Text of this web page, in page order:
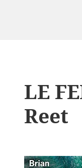
LE
Reet